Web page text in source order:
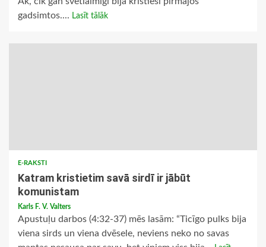
gadsimtos.... Lasīt tālāk
E-RAKSTI
Katram kristietim savā sirdī ir jābūt
komunistam
Karls F. V. Valters
Apustuļu darbos (4:32-37) mēs lasām: “Ticīgo pulks bija
viena sirds un viena dvēsele, neviens neko no savas